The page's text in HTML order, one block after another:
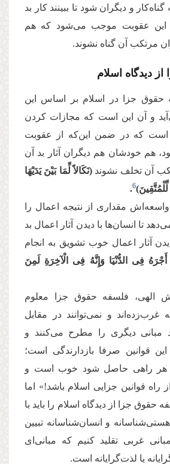
و دیگران شود تا ببینند کار بد
این عقوبت موجب می‌شود که هم
مرتکب آن گناه نشوند.
دیدگاه اسلام
حقوق جزا در اسلام بر اساس این
و آن این است که مجازات کردن
است که در ضمن این‌که از عقوبت
هم خودشان هم دیگران آثار بد آن
آن تخلف نشوند (نَكَالاً لِّمَا بَیْنَ یَدَیْهَا
6
.
مقداری از نتیجه اعمال را
تا انسان‌ها با دیدن آثار اعمال بد
دیدن آثار اعمال خوب تشویق به انجام
أَجْرَهُ فِی الدُّنْیَا وَإِنَّهُ فِی الْآخِرَةِ لَمِنَ
الهی، فلسفه حقوق جزا معلوم
و نمی‌توانند در مقابل
مبانی دیگری را مطرح می‌کنند و
قوانین صرفا بازدارندگی است؛
هر راهی حاصل شود خوب است و
راه قوانین جزایی اسلام باشد!» اما
حقوق جزا از دیدگاه اسلام را باید با
و انسان‌شناسانه تبیین
غربی تقلید کنیم که مبانی‌ای
یا لذت‌گرایانه است.